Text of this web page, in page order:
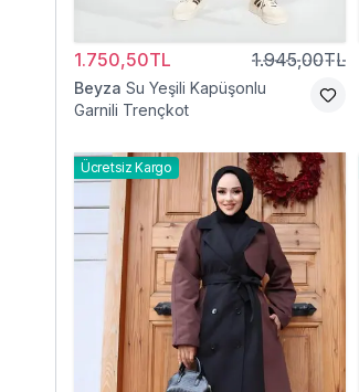
1.750,50TL 1.945,00TL
Beyza Su Yeşili Kapüşonlu
Garnili Trençkot
Ücretsiz Kargo